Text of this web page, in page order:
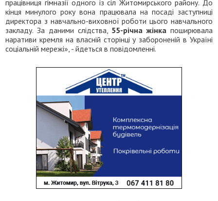
працівниця гімназії одного із сіл Житомирського району. До
кінця минулого року вона працювала на посаді заступниці
директора з навчально-виховної роботи цього навчального
закладу. За даними слідства, 55-річна жінка поширювала
наративи кремля на власній сторінці у забороненій в Україні
соціальній мережі», - йдеться в повідомленні.